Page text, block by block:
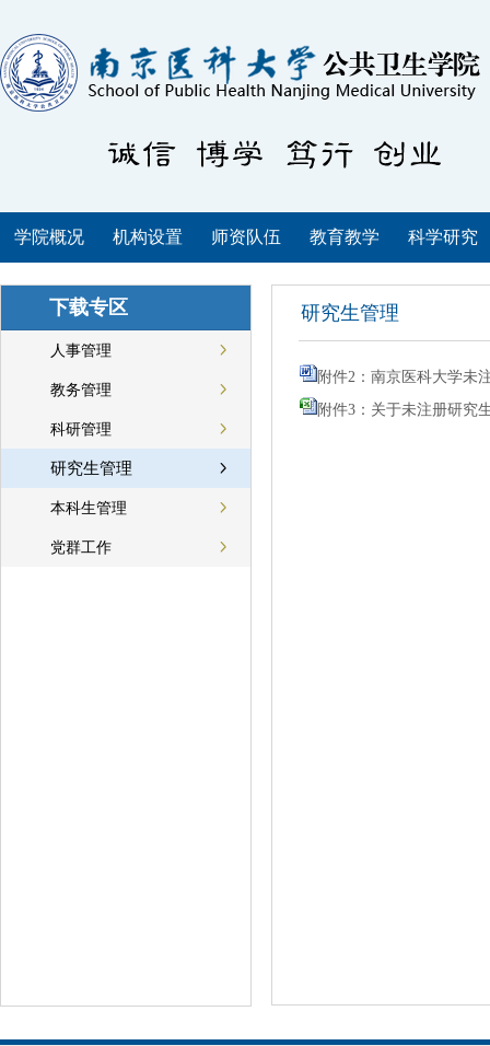
学院概况 机构设置 师资队伍 教育教学 科学研究
下载专区
人事管理
教务管理
科研管理
研究生管理
本科生管理
党群工作
研究生管理
附件2：南京医科大学未
附件3：关于未注册研究